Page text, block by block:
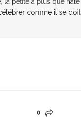
la petite a plus que
comme il se
0